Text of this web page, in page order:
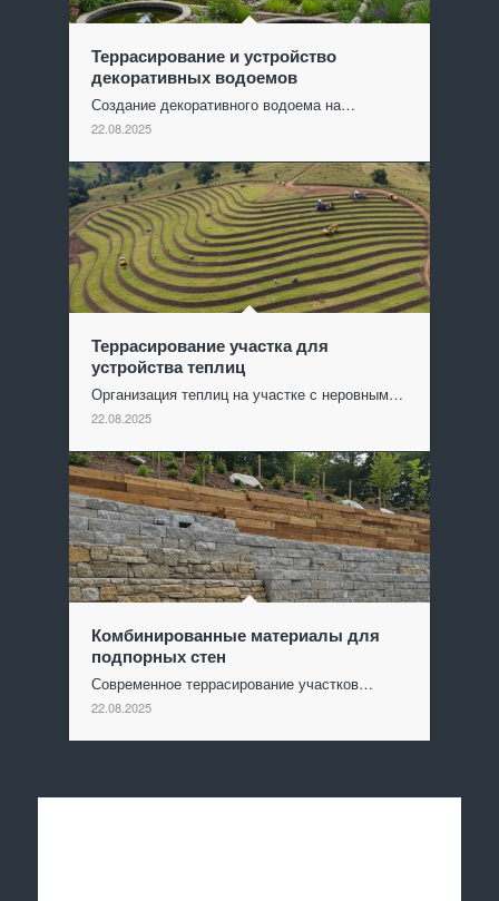
Террасирование и устройство
декоративных водоемов
Создание декоративного водоема на…
22.08.2025
Террасирование участка для
устройства теплиц
Организация теплиц на участке с неровным…
22.08.2025
Комбинированные материалы для
подпорных стен
Современное террасирование участков…
22.08.2025